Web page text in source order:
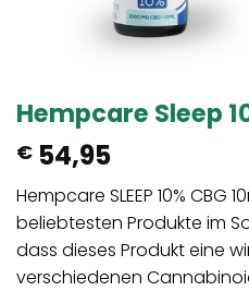
Hempcare Sleep
€ 54,95
Hempcare SLEEP 10% CBG
beliebtesten Produkte im
dass dieses Produkt eine
verschiedenen